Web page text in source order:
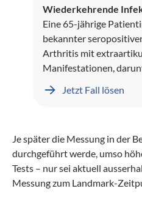
Wiederkehrende
Eine 65-jährige
bekannter
Arthritis mit
Manifestationen,
präsentiert sich mit
Jetzt Fall lösen
Je später die Messung in der
durchgeführt werde, umso
Tests – nur sei aktuell
Messung zum Landmark-